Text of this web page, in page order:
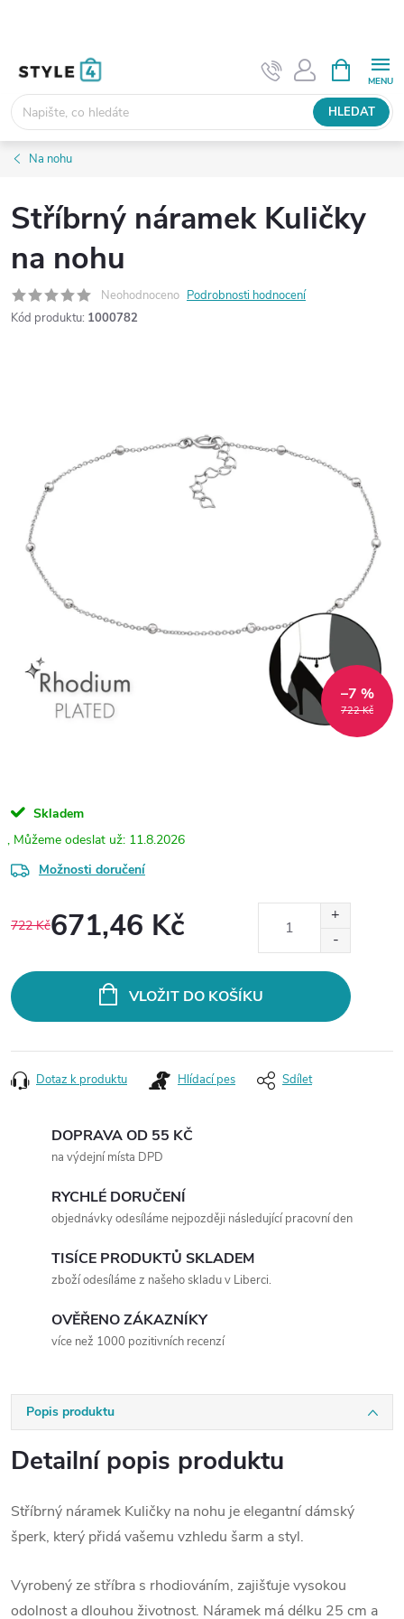
HLEDAT
NÁKUPNÍ
KOŠÍK
Na nohu
Stříbrný náramek Kuličky
na nohu
Neohodnoceno Podrobnosti hodnocení
Kód produktu: 1000782
722 Kč
–7 %
Skladem
11.8.2026
Možnosti doručení
722 Kč671,46 Kč
VLOŽIT DO KOŠÍKU
Dotaz k produktu Hlídací pes Sdílet
DOPRAVA OD 55 KČ
na výdejní místa DPD
RYCHLÉ DORUČENÍ
objednávky odesíláme nejpozději následující pracovní den
TISÍCE PRODUKTŮ SKLADEM
zboží odesíláme z našeho skladu v Liberci.
OVĚŘENO ZÁKAZNÍKY
více než 1000 pozitivních recenzí
Popis produktu
Detailní popis produktu
Stříbrný náramek Kuličky na nohu je elegantní dámský
šperk, který přidá vašemu vzhledu šarm a styl.
Vyrobený ze stříbra s rhodiováním, zajišťuje vysokou
odolnost a dlouhou životnost. Náramek má délku 25 cm a